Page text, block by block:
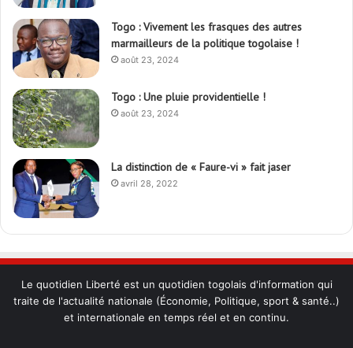
Togo : Vivement les frasques des autres
marmailleurs de la politique togolaise !
août 23, 2024
Togo : Une pluie providentielle !
août 23, 2024
La distinction de « Faure-vi » fait jaser
avril 28, 2022
Le quotidien Liberté est un quotidien togolais d'information qui
traite de l'actualité nationale (Économie, Politique, sport & santé..)
et internationale en temps réel et en continu.